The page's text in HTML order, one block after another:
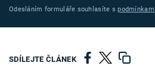
Odesláním formuláře souhlasíte s
SDÍLEJTE ČLÁNEK